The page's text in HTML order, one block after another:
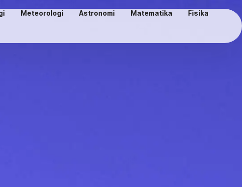
Meteorologi Astronomi Matematika Fisika